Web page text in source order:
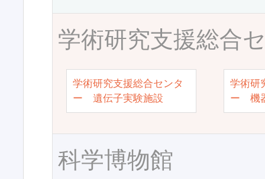
学術研究支援総合
学術研究支援総合センタ
ー 遺伝子実験施設
学術研
ー 機
科学博物館